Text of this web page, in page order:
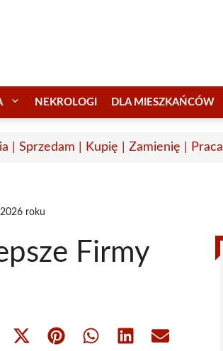
NEKROLOGI DLA MIESZKAŃCÓW
| Sprzedam | Kupię | Zamienię | Praca
roku
Firmy
Share Share Share Share Share